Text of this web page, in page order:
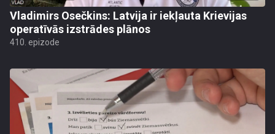
Vladimirs Osečkins: Latvija ir iekļauta Krievijas
operatīvās izstrādes plānos
410. epizode